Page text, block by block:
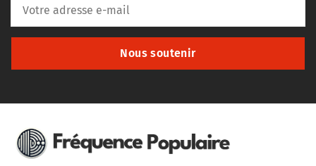
Nous soutenir